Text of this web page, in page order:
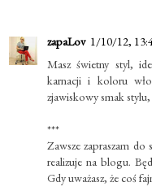
zapaLov 1/10/12,
Masz świetny styl,
karnacji i koloru
zjawiskowy smak
***
Zawsze zapraszam
realizuje na blogu.
Gdy uważasz, że coś